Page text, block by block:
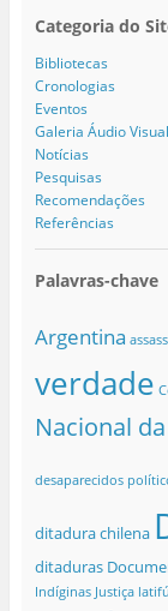
Categoria do
Bibliotecas
Cronologias
Eventos
Galeria Áudio Visual
Notícias
Pesquisas
Recomendações
Referências
Palavras-chave
Argentina
verdade
Nacional
desaparecidos
ditadura chilena
ditaduras
Indíginas Justiça